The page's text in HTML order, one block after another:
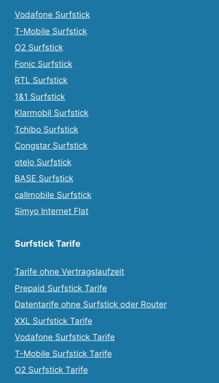
Vodafone Surfstick
T-Mobile Surfstick
O2 Surfstick
Fonic Surfstick
RTL Surfstick
1&1 Surfstick
Klarmobil Surfstick
Tchibo Surfstick
Congstar Surfstick
otelo Surfstick
BASE Surfstick
callmobile Surfstick
Simyo Internet Flat
Surfstick Tarife
Tarife ohne Vertragslaufzeit
Prepaid Surfstick Tarife
Datentarife ohne Surfstick oder Router
XXL Surfstick Tarife
Vodafone Surfstick Tarife
T-Mobile Surfstick Tarife
O2 Surfstick Tarife